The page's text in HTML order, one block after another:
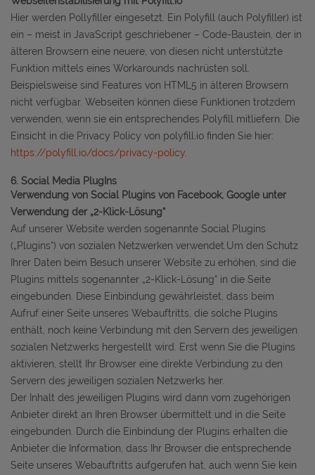
Hier werden Pollyfiller eingesetzt. Ein Polyfill (auch Polyfiller) ist
ein – meist in JavaScript geschriebener – Code-Baustein, der in
älteren Browsern eine neuere, von diesen nicht unterstützte
Funktion mittels eines Workarounds nachrüsten soll.
Beispielsweise sind Features von HTML5 in älteren Browsern
nicht verfügbar. Webseiten können diese Funktionen trotzdem
verwenden, wenn sie ein entsprechendes Polyfill mitliefern. Die
Einsicht in die Privacy Policy von polyfill.io finden Sie hier:
https://polyfill.io/docs/privacy-policy.
6. Social Media PlugIns
Verwendung von Social Plugins von Facebook, Google unter
Verwendung der „2-Klick-Lösung“
Auf unserer Website werden sogenannte Social Plugins
(„Plugins“) von sozialen Netzwerken verwendet.Um den Schutz
Ihrer Daten beim Besuch unserer Website zu erhöhen, sind die
Plugins mittels sogenannter „2-Klick-Lösung“ in die Seite
eingebunden. Diese Einbindung gewährleistet, dass beim
Aufruf einer Seite unseres Webauftritts, die solche Plugins
enthält, noch keine Verbindung mit den Servern des jeweiligen
sozialen Netzwerks hergestellt wird. Erst wenn Sie die Plugins
aktivieren, stellt Ihr Browser eine direkte Verbindung zu den
Servern des jeweiligen sozialen Netzwerks her.
Der Inhalt des jeweiligen Plugins wird dann vom zugehörigen
Anbieter direkt an Ihren Browser übermittelt und in die Seite
eingebunden. Durch die Einbindung der Plugins erhalten die
Anbieter die Information, dass Ihr Browser die entsprechende
Seite unseres Webauftritts aufgerufen hat, auch wenn Sie kein